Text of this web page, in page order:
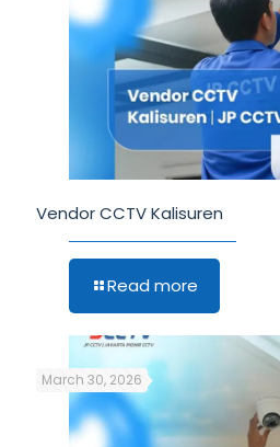
Vendor CCTV Kalisuren
Read more
March 30, 2026